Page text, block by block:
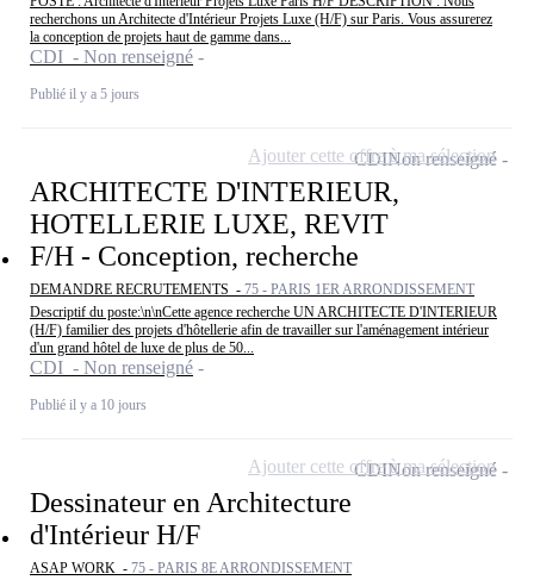
recherchons un Architecte d'Intérieur Projets Luxe (H/F) sur Paris. Vous assurerez
la conception de projets haut de gamme dans...
CDI - Non renseigné
Publié il y a 5 jours
ARCHITECTE D'INTERIEUR,
HOTELLERIE LUXE, REVIT
F/H - Conception, recherche
DEMANDRE RECRUTEMENTS - 75 - PARIS 1ER ARRONDISSEMENT
Descriptif du poste:\n\nCette agence recherche UN ARCHITECTE D'INTERIEUR
(H/F) familier des projets d'hôtellerie afin de travailler sur l'aménagement intérieur
d'un grand hôtel de luxe de plus de 50...
CDI - Non renseigné
Publié il y a 10 jours
CDINon renseigné
Ajouter cette offre à ma sélection
Dessinateur en Architecture
d'Intérieur H/F
ASAP WORK - 75 - PARIS 8E ARRONDISSEMENT
CDINon renseigné
Ajouter cette offre à ma sélection